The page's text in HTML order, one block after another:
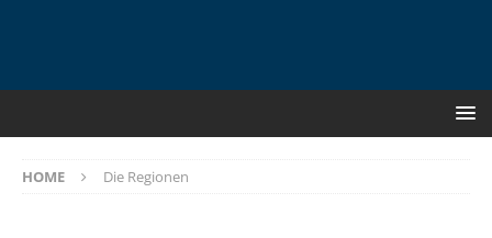
HOME Die Regionen